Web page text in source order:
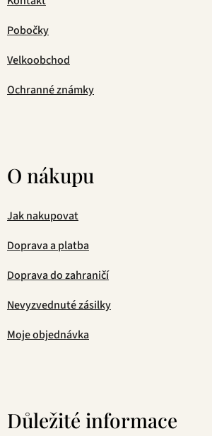
Pobočky
Velkoobchod
Ochranné známky
O nákupu
Jak nakupovat
Doprava a platba
Doprava do zahraničí
Nevyzvednuté zásilky
Moje objednávka
Důležité informace